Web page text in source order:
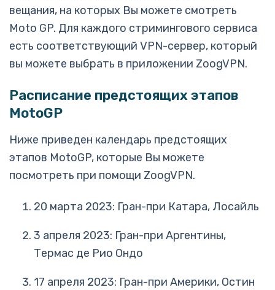
вещания, на которых Вы можете смотреть
Moto GP. Для каждого стримингового сервиса
есть соответствующий VPN-сервер, который
вы можете выбрать в приложении ZoogVPN.
Расписание предстоящих этапов
MotoGP
Ниже приведен календарь предстоящих
этапов MotoGP, которые Вы можете
посмотреть при помощи ZoogVPN.
20 марта 2023: Гран-при Катара, Лосайль
3 апреля 2023: Гран-при Аргентины,
Термас де Рио Ондо
17 апреля 2023: Гран-при Америки, Остин